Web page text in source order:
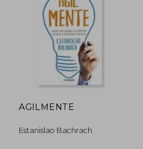
dcto.
AGILMENTE
Estanislao Bachrach